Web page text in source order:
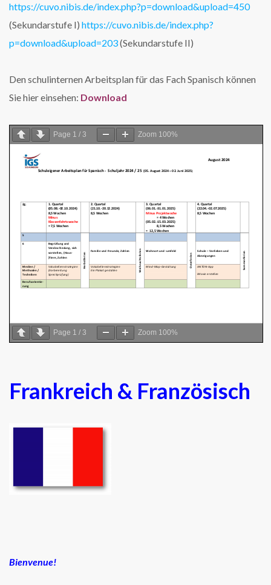
https://cuvo.nibis.de/index.php?p=download&upload=450
(Sekundarstufe I) https://cuvo.nibis.de/index.php?
p=download&upload=203(Sekundarstufe II)
Den schulinternen Arbeitsplan für das Fach Spanisch können
Sie hier einsehen: Download
Page 1 / 3 Zoom 100%
Page 1 / 3 Zoom 100%
Frankreich & Französisch
Bienvenue!